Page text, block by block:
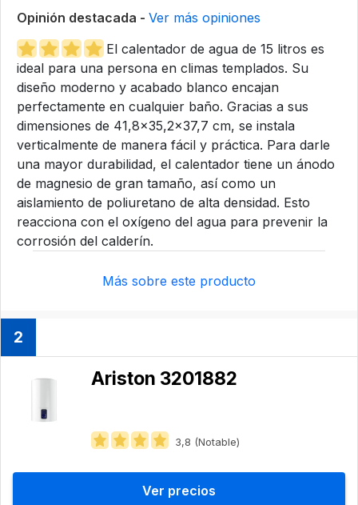
Opinión destacada - Ver más opiniones
El calentador de agua de 15 litros es
ideal para una persona en climas templados. Su
diseño moderno y acabado blanco encajan
perfectamente en cualquier baño. Gracias a sus
dimensiones de 41,8x35,2x37,7 cm, se instala
verticalmente de manera fácil y práctica. Para darle
una mayor durabilidad, el calentador tiene un ánodo
de magnesio de gran tamaño, así como un
aislamiento de poliuretano de alta densidad. Esto
reacciona con el oxígeno del agua para prevenir la
corrosión del calderín.
Más sobre este producto
2
Ariston 3201882
3,8 (Notable)
Ver precios